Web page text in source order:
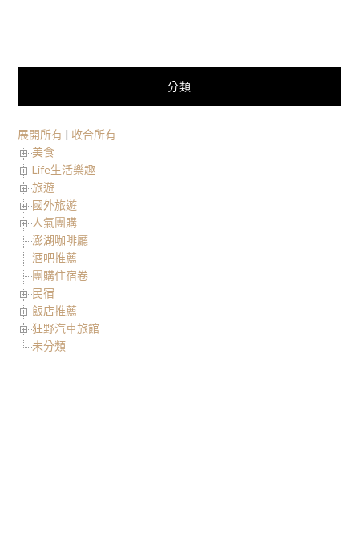
分類
展開所有 | 收合所有
美食
Life生活樂趣
旅遊
國外旅遊
人氣團購
澎湖咖啡廳
酒吧推薦
團購住宿卷
民宿
飯店推薦
狂野汽車旅館
未分類